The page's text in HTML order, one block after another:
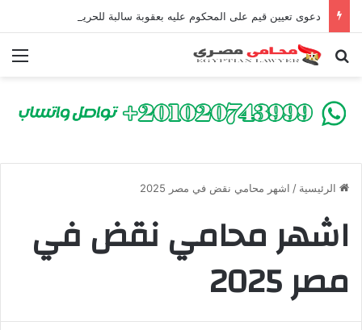
بحث عن
الرئيسية / اشهر محامي نقض في مصر 2025
اشهر محامي نقض في
مصر 2025